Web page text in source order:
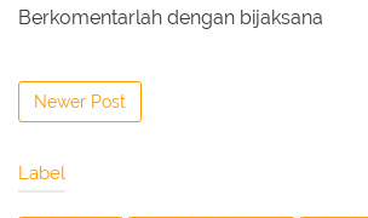
Berkomentarlah dengan bijaksana
Newer Post
Label